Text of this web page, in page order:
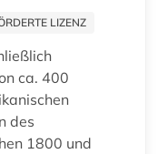
LIZENZ
ca. 400
des
1800 und